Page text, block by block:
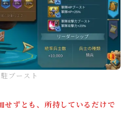
ブースト
せずとも、所持しているだけで